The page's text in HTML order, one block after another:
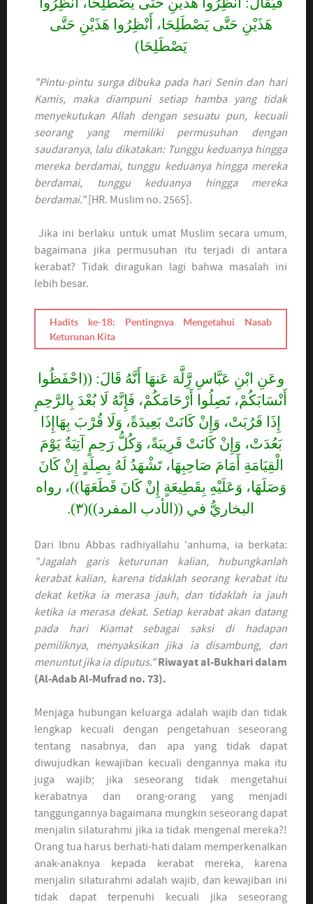
هَذَيْنِ حَتَّى يَصْطَلِحَا، أَنْظِرُوا هَذَيْنِ حَتَّى
يَصْطَلِحَا)
"Pintu-pintu surga dibuka pada hari Senin dan hari
Kamis, maka diampuni setiap hamba yang tidak
menyekutukan Allah dengan sesuatu pun, kecuali
seorang yang memiliki permusuhan dengan
saudaranya, lalu dikatakan: Tunggu keduanya hingga
mereka berdamai, tunggu keduanya hingga mereka
berdamai, tunggu keduanya hingga mereka
berdamai." [HR. Muslim no. 2565].
Jika ini berlaku untuk umat Muslim secara umum,
bagaimana jika permusuhan itu terjadi di antara
kerabat? Tidak diragukan lagi bahwa masalah ini
lebih besar.
Hadits ke-18: Pentingnya Mengetahui Nasab
Keturunan Kita
وعَنِ ابْنِ عَبَّاسِ رََِّلَّهَ عَنهَا أَنَّهُ قَالَ: ((احْفَظُوا
أَنْسَابَكُمْ، تَصِلُوا أَرْحَامَكُمْ، فَإِنَّهُ لَا بُعْدَ بِالرَّحِمِ
إِذَا قَرُبَتْ، وَإِنْ كَانَتْ بَعِيدَةً، وَلَا قُرْبَ بِهَاإِذَا
بَعُدَتْ، وَإِنْ كَانَتْ قَرِيبَةً، وَكُلُّ رَحِمٍ آتِيَةٌ يَوْمَ
الْقِيَامَةِ أَمَامَ صَاحِبِهَا، تَشْهَدُ لَهُ بِصِلَةٍ إِنْ كَانَ
وَصَلَهَا، وَعَلَيْهِ بِقَطِيعَةٍ إِنْ كَانَ قَطَعَهَا))، رواه
البخاريُّ في ((الأدب المفرد))(٣).
Dari Ibnu Abbas radhiyallahu 'anhuma, ia berkata:
"Jagalah garis keturunan kalian, hubungkanlah
kerabat kalian, karena tidaklah seorang kerabat itu
dekat ketika ia merasa jauh, dan tidaklah ia jauh
ketika ia merasa dekat. Setiap kerabat akan datang
pada hari Kiamat sebagai saksi di hadapan
pemiliknya, menyaksikan jika ia disambung, dan
menuntut jika ia diputus." Riwayat al-Bukhari dalam
(Al-Adab Al-Mufrad no. 73).
Menjaga hubungan keluarga adalah wajib dan tidak
lengkap kecuali dengan pengetahuan seseorang
tentang nasabnya, dan apa yang tidak dapat
diwujudkan kewajiban kecuali dengannya maka itu
juga wajib; jika seseorang tidak mengetahui
kerabatnya dan orang-orang yang menjadi
tanggungannya bagaimana mungkin seseorang dapat
menjalin silaturahmi jika ia tidak mengenal mereka?!
Orang tua harus berhati-hati dalam memperkenalkan
anak-anaknya kepada kerabat mereka, karena
menjalin silaturahmi adalah wajib, dan kewajiban ini
tidak dapat terpenuhi kecuali jika seseorang